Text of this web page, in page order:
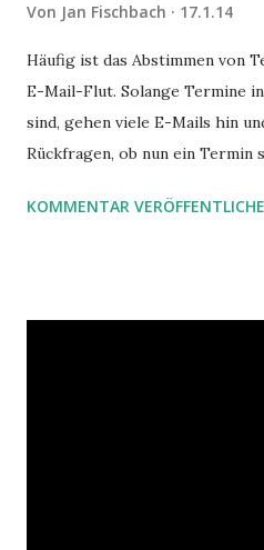
Von Jan Fischbach 17.1.14
Häufig ist das Abstimmen von
E-Mail-Flut. Solange Termine
sind, gehen viele E-Mails hin
Rückfragen, ob nun ein
Hilfe von Outlook.
KOMMENTAR